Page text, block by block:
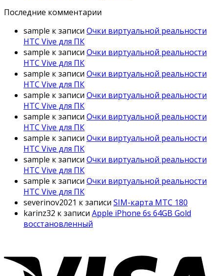
Последние комментарии
sample к записи Очки виртуальной реальности
HTC Vive для ПК
sample к записи Очки виртуальной реальности
HTC Vive для ПК
sample к записи Очки виртуальной реальности
HTC Vive для ПК
sample к записи Очки виртуальной реальности
HTC Vive для ПК
sample к записи Очки виртуальной реальности
HTC Vive для ПК
sample к записи Очки виртуальной реальности
HTC Vive для ПК
sample к записи Очки виртуальной реальности
HTC Vive для ПК
sample к записи Очки виртуальной реальности
HTC Vive для ПК
severinov2021 к записи SIM-карта МТС 180
karinz32 к записи Apple iPhone 6s 64GB Gold
восстановленный